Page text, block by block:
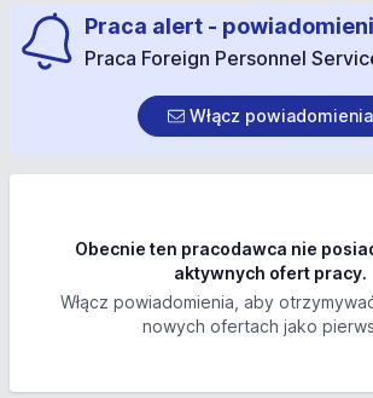
Praca alert -
Praca Foreign Personnel
Włącz powiadomienia
Obecnie ten pracodawca nie
aktywnych ofert pracy.
Włącz powiadomienia, aby
nowych ofertach jako